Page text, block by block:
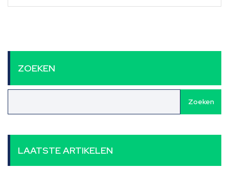
ZOEKEN
Zoeken
LAATSTE ARTIKELEN